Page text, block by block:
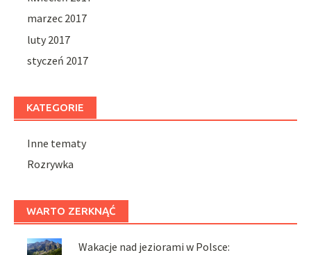
marzec 2017
luty 2017
styczeń 2017
KATEGORIE
Inne tematy
Rozrywka
WARTO ZERKNĄĆ
Wakacje nad jeziorami w Polsce: